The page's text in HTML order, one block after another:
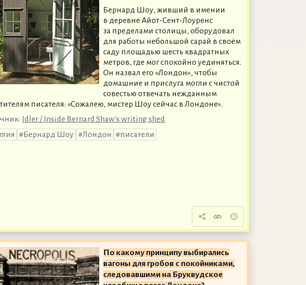
Бернард Шоу, живший в имении
в деревне Айот-Сент-Лоуренс
за пределами столицы, оборудовал
для работы небольшой сарай в своём
саду площадью шесть квадратных
метров, где мог спокойно уединяться.
Он назвал его «Лондон», чтобы
домашние и прислуга могли с чистой
совестью отвечать нежданным
писателя: «Сожалею, мистер Шоу сейчас в Лондоне».
Idler / Inside Bernard Shaw's writing shed
Бернард Шоу Лондон писатели
По какому принципу выбирались
вагоны для гробов с покойниками,
следовавшими на Бруквудское